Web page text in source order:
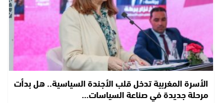
الأسرة المغربية تدخل قلب الأجندة السياسية.. هل بدأت
مرحلة جديدة في صناعة السياسات…